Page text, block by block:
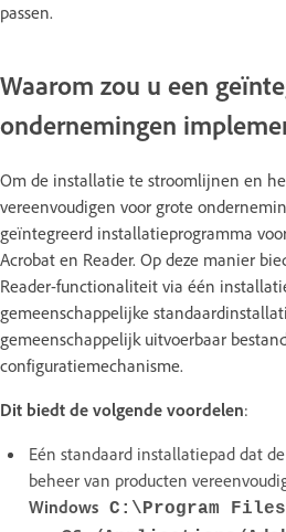
passen.
Waarom zou u een
ondernemingen
Om de installatie te stroomlijnen en
vereenvoudigen voor grote
geïntegreerd installatieprogramma
Acrobat en Reader. Op deze manier
Reader-functionaliteit via één
gemeenschappelijke
gemeenschappelijk uitvoerbaar
configuratiemechanisme.
Dit biedt de volgende voordelen:
Eén standaard installatiepad dat
beheer van producten
Windows C:\Program